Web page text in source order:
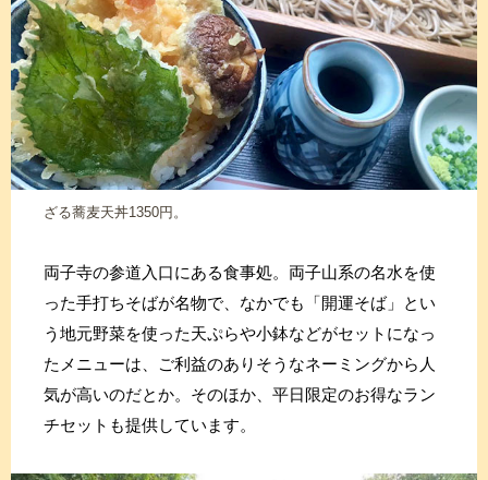
ざる蕎麦天丼1350円。
両子寺の参道入口にある食事処。両子山系の名水を使
った手打ちそばが名物で、なかでも「開運そば」とい
う地元野菜を使った天ぷらや小鉢などがセットになっ
たメニューは、ご利益のありそうなネーミングから人
気が高いのだとか。そのほか、平日限定のお得なラン
チセットも提供しています。